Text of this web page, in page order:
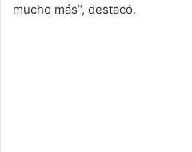
mucho más’’, destacó.